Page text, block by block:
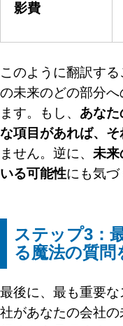
影費
このように翻訳す
の未来のどの部分
ます。もし、 あな
な項目があれば、
ません。逆に、 未来
いる可能性にも気づ
ステップ3：
る魔法の質問
最後に、最も重要
社があなたの会社